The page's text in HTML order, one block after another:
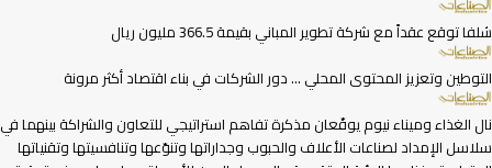
شلفا توقع عقداً مع شركة تطوير المباني بقيمة 366.5 مليون ريال
التوطين وتعزيز المحتوى المحلي … دور الشركات في بناء اقتصاد أكثر مرونة
نال الغذاء وميناء نيوم يوقّعان مذكرة تفاهم استراتيجي للتعاون والشراكة بينهما في
سلاسل الإمداد لصناعات الأعلاف والحبوب وجداراتها وتنوّعها وتنافسيتها وتقنياتها